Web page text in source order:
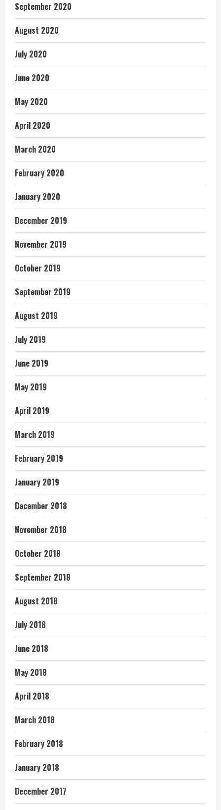
September 2020
August 2020
July 2020
June 2020
May 2020
April 2020
March 2020
February 2020
January 2020
December 2019
November 2019
October 2019
September 2019
August 2019
July 2019
June 2019
May 2019
April 2019
March 2019
February 2019
January 2019
December 2018
November 2018
October 2018
September 2018
August 2018
July 2018
June 2018
May 2018
April 2018
March 2018
February 2018
January 2018
December 2017